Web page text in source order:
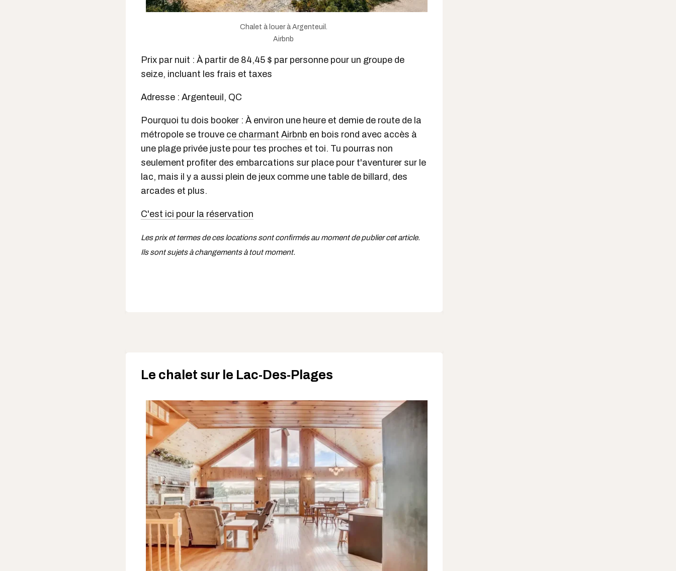
Chalet à louer à Argenteuil.
Airbnb
Prix par nuit : À partir de 84,45 $ par personne pour un groupe de
seize, incluant les frais et taxes
Adresse : Argenteuil, QC
Pourquoi tu dois booker : À environ une heure et demie de route de la
métropole se trouve ce charmant Airbnb en bois rond avec accès à
une plage privée juste pour tes proches et toi. Tu pourras non
seulement profiter des embarcations sur place pour t'aventurer sur le
lac, mais il y a aussi plein de jeux comme une table de billard, des
arcades et plus.
C'est ici pour la réservation
Les prix et termes de ces locations sont confirmés au moment de publier cet article.
Ils sont sujets à changements à tout moment.
Le chalet sur le Lac-Des-Plages